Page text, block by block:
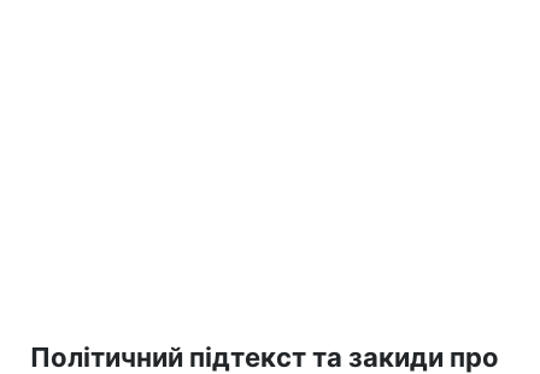
Політичний підтекст та закиди про